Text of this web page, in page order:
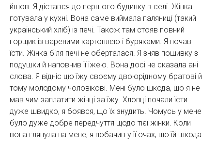
йшов. Я дістався до першого будинку в селі. Жінка
готувала у кухні. Вона саме виймала паляниці (такий
український хліб) із печі. Також там стояв повний
горщик із вареними картоплею і буряками. Я почав
їсти. Жінка біля печі не оберталася. Я зняв пошивку з
подушки й наповнив її їжею. Вона досі не сказала ані
слова. Я відніс цю їжу своєму двоюрідному братові й
тому молодому чоловікові. Мені було шкода, що я не
мав чим заплатити жінці за їжу. Хлопці почали їсти
дуже швидко, я боявся, що їх знудить. Чомусь у мене
було дуже добре передчуття щодо тієї жінки. Коли
вона глянула на мене, я побачив у її очах, що їй шкода